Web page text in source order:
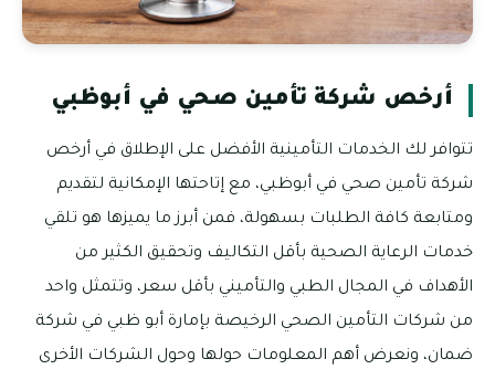
أرخص شركة تأمين صحي في أبوظبي
تتوافر لك الخدمات التأمينية الأفضل على الإطلاق في أرخص
شركة تأمين صحي في أبوظبي، مع إتاحتها الإمكانية لتقديم
ومتابعة كافة الطلبات بسهولة، فمن أبرز ما يميزها هو تلقي
خدمات الرعاية الصحية بأقل التكاليف وتحقيق الكثير من
الأهداف في المجال الطبي والتأميني بأقل سعر، وتتمثل واحد
من شركات التأمين الصحي الرخيصة بإمارة أبو ظبي في شركة
ضمان، ونعرض أهم المعلومات حولها وحول الشركات الأخرى